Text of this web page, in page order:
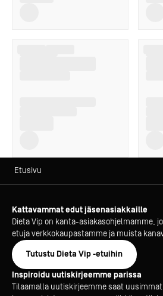
Etusivu
Kattavammat edut jäsenasiakkaille
Dieta Vip on kanta-asiakasohjelmamme,
etuja verkkokaupastamme ja muista
Tutustu Dieta Vip -etuihin
Inspiroidu uutiskirjeemme parissa
Tilaamalla uutiskirjeemme saat